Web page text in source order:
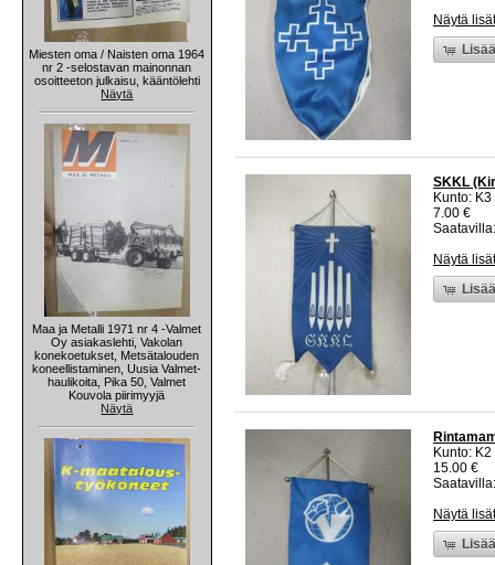
Miesten oma / Naisten oma 1964
nr 2 -selostavan mainonnan
osoitteeton julkaisu, kääntölehti
Näytä
Maa ja Metalli 1971 nr 4 -Valmet
Oy asiakaslehti, Vakolan
konekoetukset, Metsätalouden
koneellistaminen, Uusia Valmet-
haulikoita, Pika 50, Valmet
Kouvola piirimyyjä
Näytä
Näytä
SKKL
Kunto:
7.00 €
Näytä
Kunto:
15.00 €
Näytä